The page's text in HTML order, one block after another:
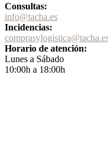
Consultas:
info@tacha.es
Incidencias:
Horario de atención:
Lunes a Sábado
10:00h a 18:00h